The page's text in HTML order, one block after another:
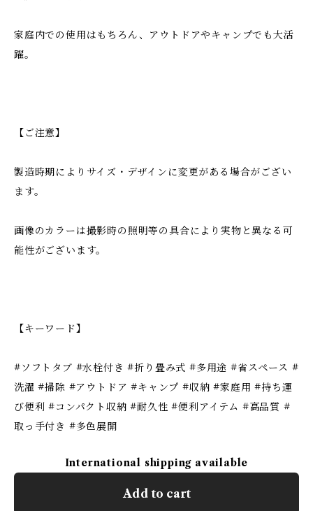
家庭内での使用はもちろん、アウトドアやキャンプでも大活
躍。
【ご注意】
製造時期によりサイズ・デザインに変更がある場合がござい
ます。
画像のカラーは撮影時の照明等の具合により実物と異なる可
能性がございます。
【キーワード】
#ソフトタブ #水栓付き #折り畳み式 #多用途 #省スペース #
洗濯 #掃除 #アウトドア #キャンプ #収納 #家庭用 #持ち運
び便利 #コンパクト収納 #耐久性 #便利アイテム #高品質 #
取っ手付き #多色展開
International shipping available
Add to cart